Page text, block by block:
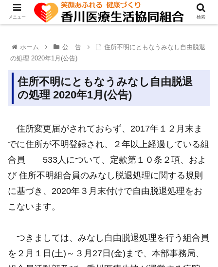
ホーム 公 告
住所不明にともなうみなし自由脱退
の処理 2020年1月(公告)
住所不明にともなうみなし自由脱退
の処理 2020年1月(公告)
住所変更届がされておらず、2017年１２月末ま
でに住所が不明登録され、２年以上経過している組
合員 533人について、定款第１０条２項、およ
び 住所不明組合員のみなし脱退処理に関する規則
に基づき、2020年３月末付けで自由脱退処理をお
こないます。
つきましては、みなし自由脱退処理を行う組合員
を２月１日(土)～３月27日(金)まで、本部事務局、
メニュー 検索